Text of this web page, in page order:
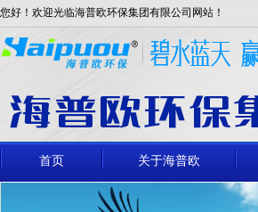
您好！欢迎光临海普欧环保集团有限公司网站！
首页 关于海普欧